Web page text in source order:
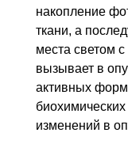
накопление
ткани, а
места светом
вызывает в
активных форм
изменений в